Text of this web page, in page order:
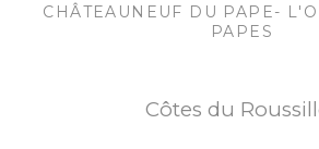
CHÂTEAUNEUF DU PAPE-
PAPES
Côtes du